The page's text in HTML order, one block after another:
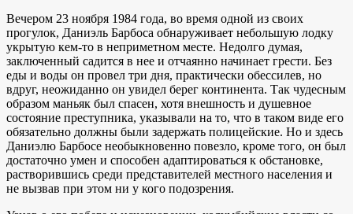
Вечером 23 ноября 1984 года, во время одной из своих
прогулок, Даниэль Барбоса обнаруживает небольшую лодку
укрытую кем-то в неприметном месте. Недолго думая,
заключенный садится в нее и отчаянно начинает грести. Без
еды и воды он провел три дня, практически обессилев, но
вдруг, неожиданно он увидел берег континента. Так чудесным
образом маньяк был спасен, хотя внешность и душевное
состояние преступника, указывали на то, что в таком виде его
обязательно должны были задержать полицейские. Но и здесь
Даниэлю Барбосе необыкновенно повезло, кроме того, он был
достаточно умен и способен адаптироваться к обстановке,
растворившись среди представителей местного населения и
не вызвав при этом ни у кого подозрения.